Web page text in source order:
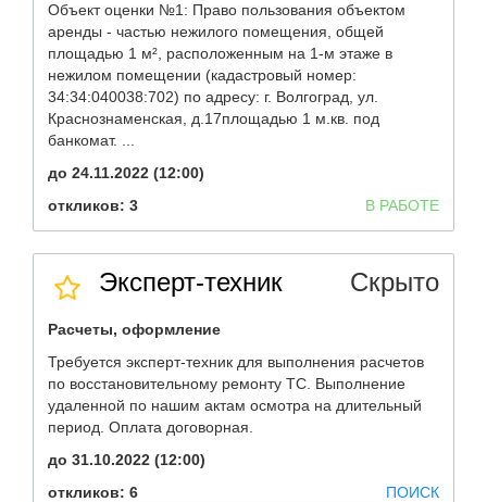
Объект оценки №1: Право пользования объектом
аренды - частью нежилого помещения, общей
площадью 1 м², расположенным на 1-м этаже в
нежилом помещении (кадастровый номер:
34:34:040038:702) по адресу: г. Волгоград, ул.
Краснознаменская, д.17площадью 1 м.кв. под
банкомат. ...
до 24.11.2022 (12:00)
откликов: 3
В РАБОТЕ
Эксперт-техник Скрыто
Расчеты, оформление
Требуется эксперт-техник для выполнения расчетов
по восстановительному ремонту ТС. Выполнение
удаленной по нашим актам осмотра на длительный
период. Оплата договорная.
до 31.10.2022 (12:00)
откликов: 6
ПОИСК